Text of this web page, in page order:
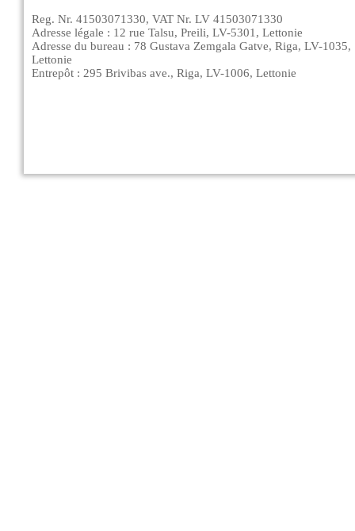
Reg. Nr. 41503071330, VAT Nr. LV 41503071330
Adresse légale : 12 rue Talsu, Preili, LV-5301, Lettonie
Adresse du bureau : 78 Gustava Zemgala Gatve, Riga, LV-1035,
Lettonie
Entrepôt : 295 Brivibas ave., Riga, LV-1006, Lettonie